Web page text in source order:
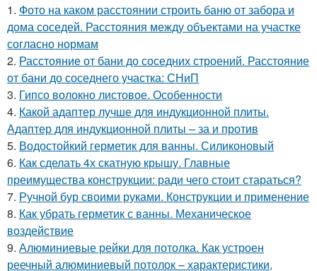
1. Фото на каком расстоянии строить баню от забора и
дома соседей. Расстояния между объектами на участке
согласно нормам
2. Расстояние от бани до соседних строений. Расстояние
от бани до соседнего участка: СНиП
3. Гипсо волокно листовое. Особенности
4. Какой адаптер лучше для индукционной плиты.
Адаптер для индукционной плиты – за и против
5. Водостойкий герметик для ванны. Силиконовый
6. Как сделать 4х скатную крышу. Главные
преимущества конструкции: ради чего стоит стараться?
7. Ручной бур своими руками. Конструкции и применение
8. Как убрать герметик с ванны. Механическое
воздействие
9. Алюминиевые рейки для потолка. Как устроен
реечный алюминиевый потолок – характеристики,